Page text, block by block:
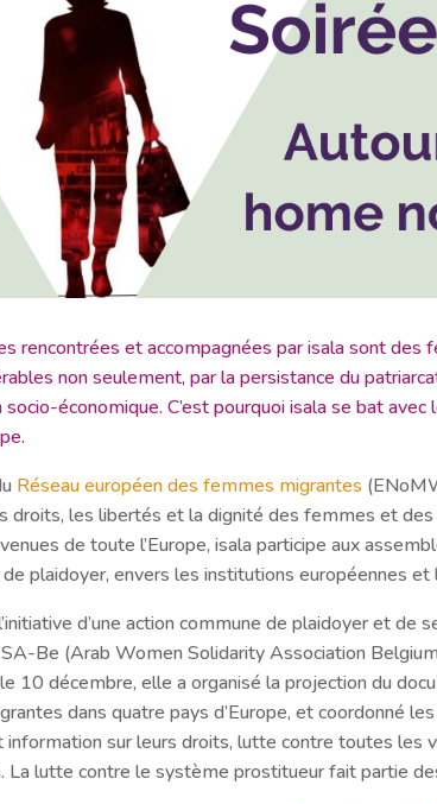
rencontrées et accompagnées par isala sont
non seulement, par la persistance du
économique. C’est pourquoi isala se bat
Réseau européen des femmes migrantes
droits, les libertés et la dignité des femmes et
de toute l’Europe, isala participe aux
de plaidoyer, envers les institutions européennes et
d’une action commune de plaidoyer et
Be (Arab Women Solidarity Association
10 décembre, elle a organisé la projection du
dans quatre pays d’Europe, et coordonné les
sur leurs droits, lutte contre toutes les
La lutte contre le système prostitueur fait partie